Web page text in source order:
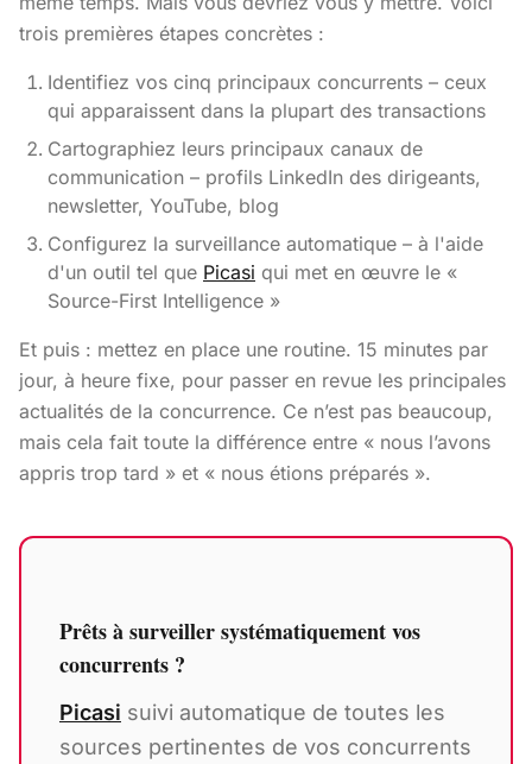
trois premières étapes concrètes :
Identifiez vos cinq principaux concurrents – ceux
qui apparaissent dans la plupart des transactions
Cartographiez leurs principaux canaux de
communication – profils LinkedIn des dirigeants,
newsletter, YouTube, blog
Configurez la surveillance automatique – à l'aide
d'un outil tel que Picasi qui met en œuvre le «
Source-First Intelligence »
Et puis : mettez en place une routine. 15 minutes par
jour, à heure fixe, pour passer en revue les principales
actualités de la concurrence. Ce n’est pas beaucoup,
mais cela fait toute la différence entre « nous l’avons
appris trop tard » et « nous étions préparés ».
Prêts à surveiller systématiquement vos
concurrents ?
Picasi suivi automatique de toutes les
sources pertinentes de vos concurrents